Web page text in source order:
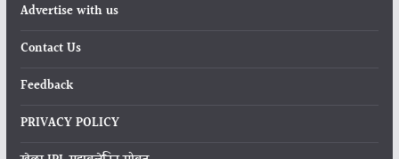
Advertise with us
Contact Us
Feedback
PRIVACY POLICY